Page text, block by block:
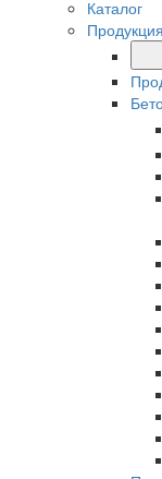
Каталог
Продукция